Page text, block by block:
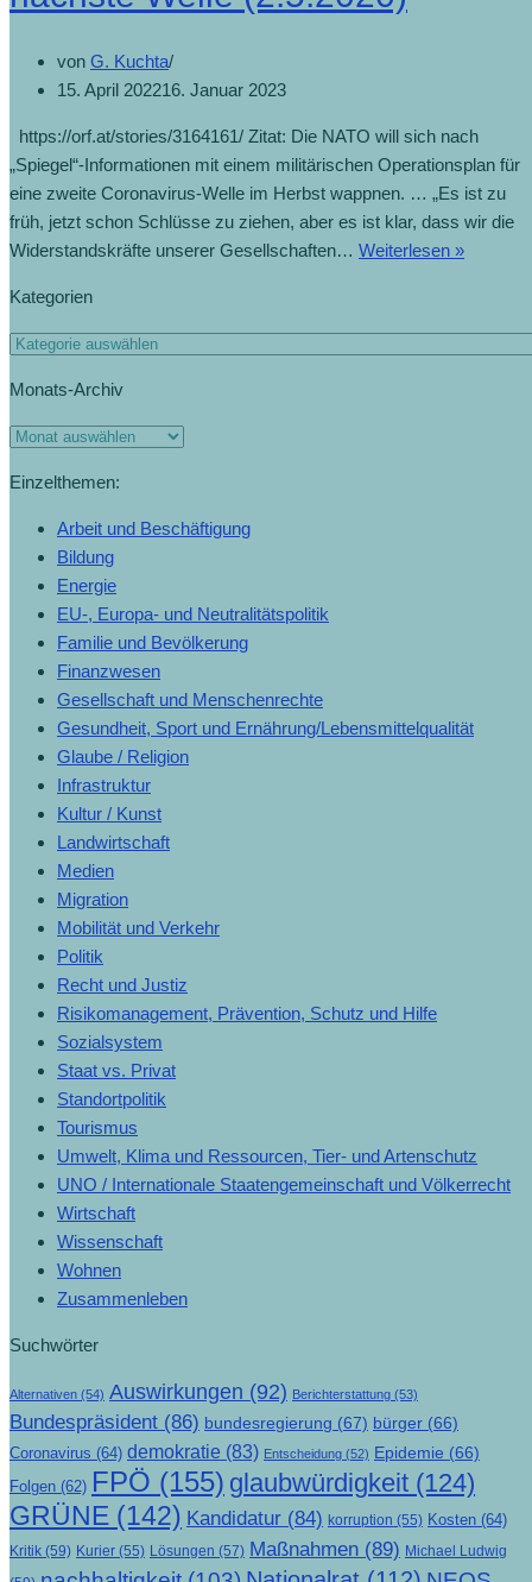
von G. Kuchta
15. April 202216. Januar 2023
https://orf.at/stories/3164161/ Zitat: Die NATO will sich nach
„Spiegel“-Informationen mit einem militärischen Operationsplan für
eine zweite Coronavirus-Welle im Herbst wappnen. … „Es ist zu
früh, jetzt schon Schlüsse zu ziehen, aber es ist klar, dass wir die
Widerstandskräfte unserer Gesellschaften… Weiterlesen »
Kategorien
Monats-Archiv
Einzelthemen:
Arbeit und Beschäftigung
Bildung
Energie
EU-, Europa- und Neutralitätspolitik
Familie und Bevölkerung
Finanzwesen
Gesellschaft und Menschenrechte
Gesundheit, Sport und Ernährung/Lebensmittelqualität
Glaube / Religion
Infrastruktur
Kultur / Kunst
Landwirtschaft
Medien
Migration
Mobilität und Verkehr
Politik
Recht und Justiz
Risikomanagement, Prävention, Schutz und Hilfe
Sozialsystem
Staat vs. Privat
Standortpolitik
Tourismus
Umwelt, Klima und Ressourcen, Tier- und Artenschutz
UNO / Internationale Staatengemeinschaft und Völkerrecht
Wirtschaft
Wissenschaft
Wohnen
Zusammenleben
Suchwörter
Alternativen (54) Auswirkungen (92) Berichterstattung (53)
Bundespräsident (86) bundesregierung (67) bürger (66)
Coronavirus (64) demokratie (83) Entscheidung (52) Epidemie (66)
Folgen (62) FPÖ (155) glaubwürdigkeit (124)
GRÜNE (142) Kandidatur (84) korruption (55) Kosten (64)
Kritik (59) Kurier (55) Lösungen (57) Maßnahmen (89) Michael Ludwig